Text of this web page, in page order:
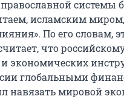
системы
исламским
По его словам,
что
и экономических
глобальными
навязать мировой